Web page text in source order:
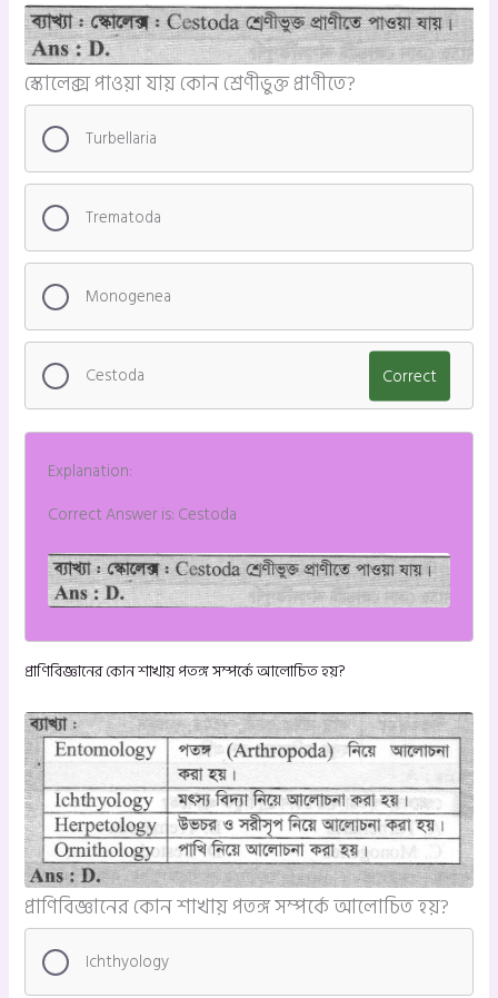
স্কোলেক্স পাওয়া যায় কোন শ্রেণীভুক্ত প্রাণীতে?
Turbellaria
Trematoda
Monogenea
Cestoda Correct
Explanation:
Correct Answer is: Cestoda
প্রাণিবিজ্ঞানের কোন শাখায় পতঙ্গ সম্পর্কে আলোচিত হয়?
প্রাণিবিজ্ঞানের কোন শাখায় পতঙ্গ সম্পর্কে আলোচিত হয়?
Ichthyology